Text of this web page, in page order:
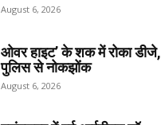
August 6, 2026
ओवर हाइट’ के शक में रोका डीजे,
पुलिस से नोकझोंक
August 6, 2026